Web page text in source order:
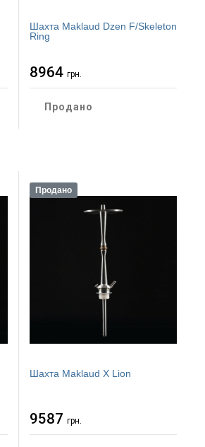
Шахта Maklaud Dzen F/Skeleton
Ring
8964 грн.
Продано
Продано
Шахта Maklaud X Lion
9587 грн.